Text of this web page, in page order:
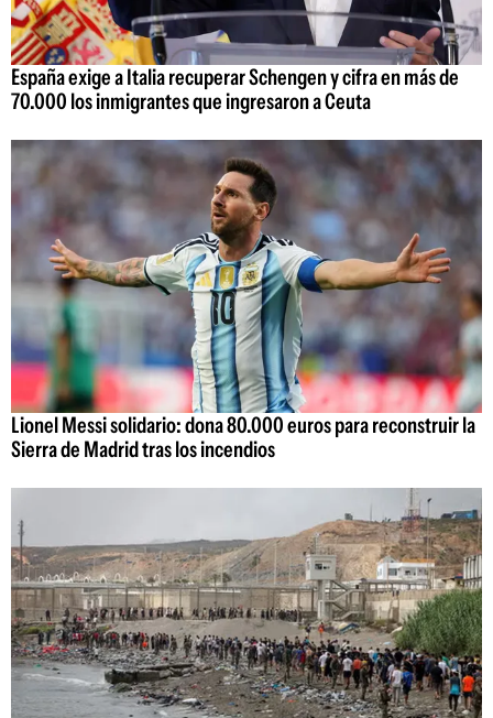
España exige a Italia recuperar Schengen y cifra en más de
70.000 los inmigrantes que ingresaron a Ceuta
Lionel Messi solidario: dona 80.000 euros para reconstruir la
Sierra de Madrid tras los incendios